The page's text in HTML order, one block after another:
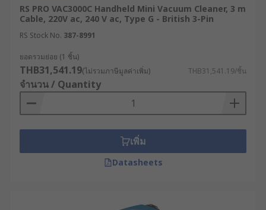
แบตเตอรี่แบบชาร์จไฟได้ ช่วยเพิ่มความสะดวก
สบายเพราะไม่ต้องคอยย้ายปลั๊กไฟตามจุดต่าง ๆ
ขณะเคลื่อนที่
เครื่องดูดฝุ่นมือถือ : เครื่องดูดฝุ่นมือถือ หรือ
เครื่องดูดฝุ่นพกพา มักจะมีขนาดเล็กกว่าแบบอื่น
ๆ มาก ทำงานด้วยแบตเตอรี่และมีถุงหรือกล่อง
เก็บฝุ่นขนาดเล็กในตัว เหมาะอย่างยิ่งสำหรับการ
ใช้งานในพื้นที่แคบ ๆ หรือการทำความสะอาดที่
เครื่องดูดฝุ่นอุตสาหกรรม : เครื่องดูดฝุ่น
อุตสาหกรรมหนักออกแบบมาเพื่อรองรับการ
มอเตอร์กำลังสูงที่ทนทานต่อการใช้งานต่อเนื่อง
RS PRO VAC3000C Handheld Mini Vacuum Cleaner, 3 m
Cable, 220V ac, 240 V ac, Type G - British 3-Pin
RS Stock No. 387-8991
ยอดรวมย่อย (1 ชิ้น)
THB31,541.19(ไม่รวมภาษีมูลค่าเพิ่ม) THB31,541.19/ชิ้น
จำนวน / Quantity
เพิ่ม
Datasheets